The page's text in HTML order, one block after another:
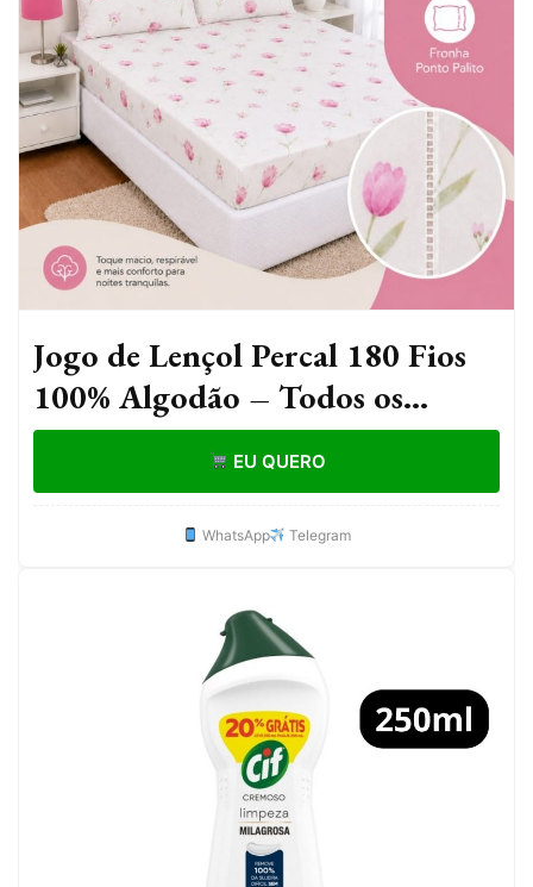
Jogo de Lençol Percal 180 Fios
100% Algodão – Todos os
Tamanhos
EU QUERO
WhatsApp Telegram